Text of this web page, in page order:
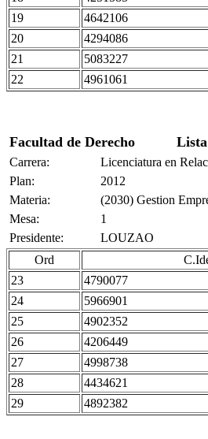
19 4642106
20 4294086
21 5083227
22 4961061
Facultad de Derecho
Carrera:
Licenciatura en
Plan:
2012
Materia:
(2030) Gestion
Mesa:
1
Presidente:
LOUZAO
Ord
23
4790077
24 5966901
25 4902352
26 4206449
27 4998738
28 4434621
29 4892382